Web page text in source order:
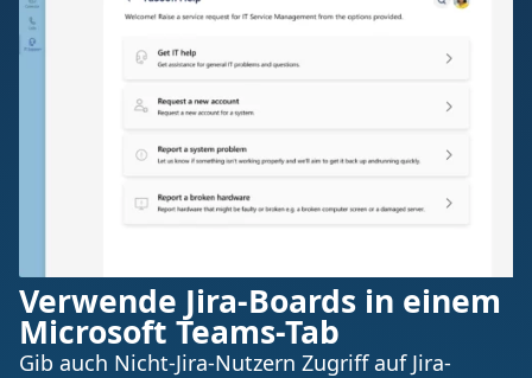
Verwende Jira-Boards in einem
Microsoft Teams-Tab
Gib auch Nicht-Jira-Nutzern Zugriff auf Jira-